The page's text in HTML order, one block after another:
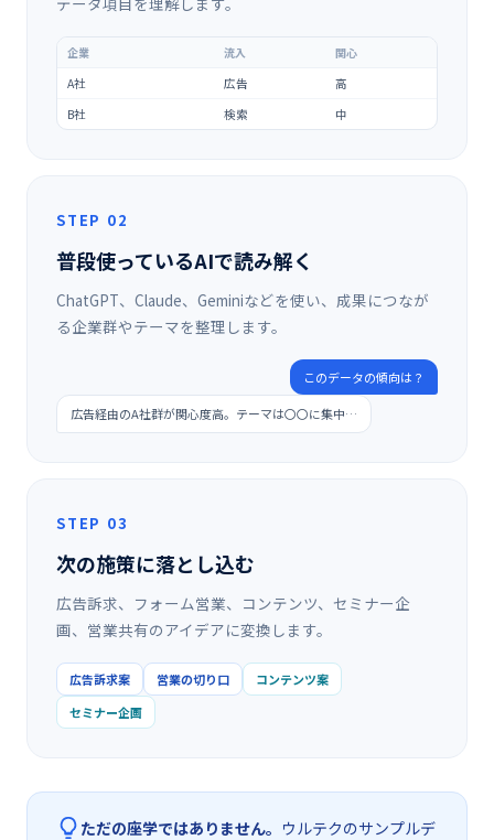
企業 流入
関心
A社
広告
高
B社
検索 中
STEP 02
普段使っているAIで読み解く
ChatGPT、Claude、Geminiなどを使い、成果につなが
る企業群やテーマを整理します。
このデータの傾向は？
広告経由のA社群が関心度高。テーマは〇〇に集中…
STEP 03
次の施策に落とし込む
広告訴求、フォーム営業、コンテンツ、セミナー企
画、営業共有のアイデアに変換します。
広告訴求案 営業の切り口
コンテンツ案
セミナー企画
ただの座学ではありません。 ウルテクのサンプルデ